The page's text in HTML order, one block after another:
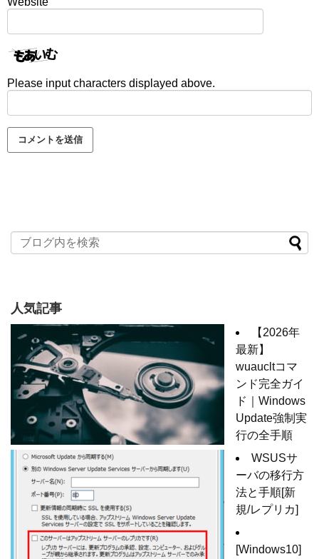
Please input characters displayed above.
人気記事
【2026年
最新】
wuaucltコマ
ンド完全ガイ
ド｜Windows
Update強制実
行の全手順
WSUSサ
ーバの移行方
法と手順[新
規/レプリカ]
[Windows10]